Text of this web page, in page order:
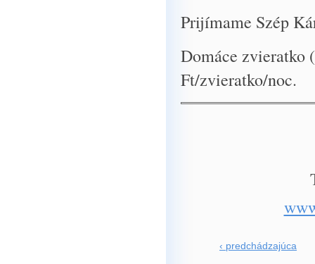
Prijímame Szép
Domáce zvieratko
Ft/zvieratko/noc.
‹ predchádzajúca